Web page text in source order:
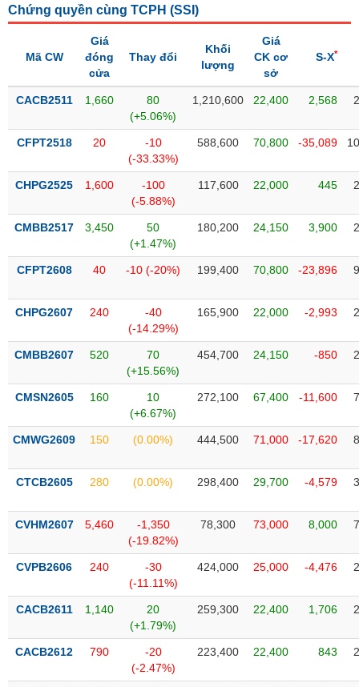
liệu
trường
Chứng quyền cùng TCPH (SSI )
Mã CW
Giá
đóng
cửa
Thay đổi
Khối
lượng
Giá
CK cơ
sở
S-X*
CACB2511 1,660
80
(+5.06%)
1,210,600 22,400 2,568
CFPT2518 20
-10
(-33.33%)
588,600 70,800 -35,089
CHPG2525 1,600
-100
(-5.88%)
117,600 22,000 445
CMBB2517 3,450
50
(+1.47%)
180,200 24,150 3,900
CFPT2608 40 -10 (-20%) 199,400 70,800 -23,896
CHPG2607 240
-40
(-14.29%)
165,900 22,000 -2,993
CMBB2607 520
70
(+15.56%)
454,700 24,150 -850
CMSN2605 160
10
(+6.67%)
272,100 67,400 -11,600
CMWG2609 150 (0.00%) 444,500 71,000 -17,620
CTCB2605 280 (0.00%) 298,400 29,700 -4,579
CVHM2607 5,460
-1,350
(-19.82%)
78,300 73,000 8,000
CVPB2606 240
-30
(-11.11%)
424,000 25,000 -4,476
CACB2611 1,140
20
(+1.79%)
259,300 22,400 1,706
CACB2612 790
-20
(-2.47%)
223,400 22,400 843
DÙNG
KHÔNG
YẾU
TIÊU
DÙNG
YẾU
CHĂM
SÓC
KHỎE
TÀI
CÔNG
THÔNG